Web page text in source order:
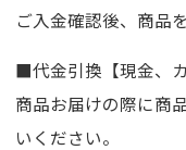
ご入金確認後、商品
■代金引換【現金、
商品お届けの際に商
いください。